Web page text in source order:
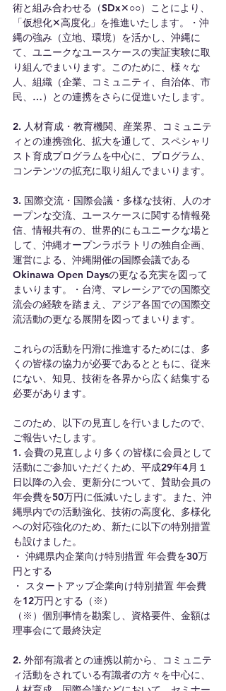
術と組み合わせる（SDx✕○○）ことにより、
「仮想化✕高度化」を推進いたします。・沖
縄の強み（立地、環境）を活かし、沖縄に
て、ユニークなユースケースの実証実験に取
り組んでまいります。このために、様々な
人、組織（企業、コミュニティ、自治体、市
民、…）との連携をさらに促進いたします。
2. 人材育成・教育機関、産業界、コミュニテ
ィとの連携強化、拡大を通して、スペシャリ
スト育成プログラムを中心に、プログラム、
コンテンツの拡充に取り組んでまいります。
3. 国際交流・国際会議・多様な技術、人のオ
ープンな交流、ユースケースに関する情報発
信、情報共有の、世界的にもユニークな場と
して、沖縄オープンラボラトリの独自企画、
運営による、沖縄開催の国際会議である
Okinawa Open Daysの更なる充実を図って
まいります。・台湾、マレーシアでの国際交
流会の経験を踏まえ、アジア各国での国際交
流活動の更なる展開を図ってまいります。
これらの活動を円滑に推進するためには、多
くの皆様の協力が必要であるとともに、従来
にない、知見、技術を各界から広く結集する
必要があります。
このため、以下の見直しを行いましたので、
ご報告いたします。
1. 会費の見直しより多くの皆様に会員として
活動にご参加いただくため、平成29年4月１
日以降の入会、更新分について、賛助会員の
年会費を50万円に低減いたします。また、沖
縄県内での活動強化、技術の高度化、多様化
への対応強化のため、新たに以下の特別措置
も設けました。
・ 沖縄県内企業向け特別措置 年会費を30万
円とする
・ スタートアップ企業向け特別措置 年会費
を12万円とする（※）
（※）個別事情を勘案し、資格要件、金額は
理事会にて最終決定
2. 外部有識者との連携以前から、コミュニテ
ィ活動をされている有識者の方々を中心に、